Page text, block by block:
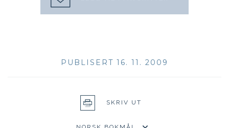
PUBLISERT 16. 11. 2009
SKRIV UT